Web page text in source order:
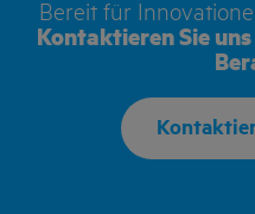
Bereit für
Kontaktieren Sie